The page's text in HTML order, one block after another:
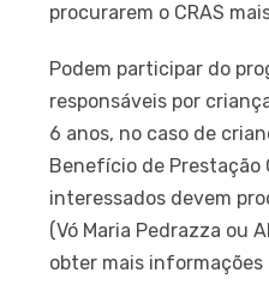
procurarem o CRAS
Podem participar do
responsáveis por
6 anos, no caso de
Benefício de Prestação
interessados devem
(Vó Maria Pedrazza ou
obter mais informações